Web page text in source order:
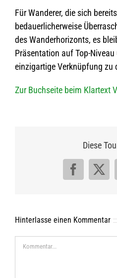
Für Wan­de­rer, die sich
bedau­er­li­cher­weise
des Wan­d­er­ho­ri­zonts, es
Prä­sen­ta­tion auf Top-
ein­zig­ar­tige Ver­knüp­fung zu
Zur Buch­seite beim Klar­text
Diese
Facebook
X
Hinterlasse einen Kommentar
Kommentar